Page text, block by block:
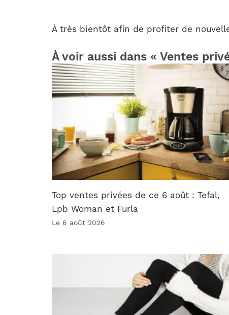
À très bientôt afin de profiter de
À voir aussi dans « Ventes
Top ventes privées de ce 6 août : Tefal,
Lpb Woman et Furla
Le 6 août 2026